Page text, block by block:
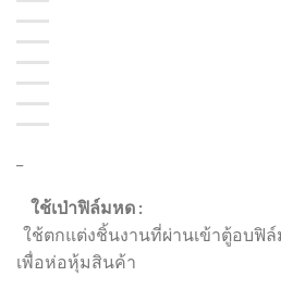
ใช้เป่าฟิล์มหด :
ใช้ตกแต่งชิ้นงานที่ผ่านเข้าตู้อบฟิ
เพื่อห่อหุ้มสินค้า